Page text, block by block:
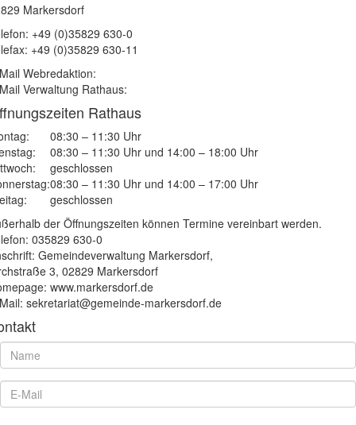
Markersdorf
+49 (0)35829 630-0
+49 (0)35829 630-11
Webredaktion:
Verwaltung Rathaus:
Rathaus
08:30 – 11:30 Uhr
08:30 – 11:30 Uhr und 14:00 – 18:00 Uhr
geschlossen
08:30 – 11:30 Uhr und 14:00 – 17:00 Uhr
geschlossen
der Öffnungszeiten können Termine vereinbart werden.
035829 630-0
Gemeindeverwaltung Markersdorf,
3, 02829 Markersdorf
www.markersdorf.de
sekretariat@gemeinde-markersdorf.de